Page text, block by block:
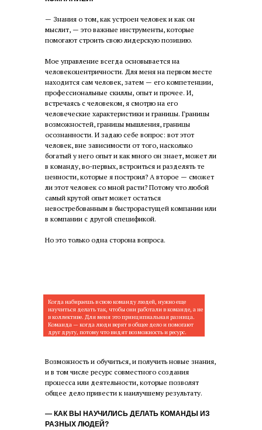
— Знания о том, как устроен человек и как он
мыслит, — это важные инструменты, которые
помогают строить свою лидерскую позицию.
Мое управление всегда основывается на
человекоцентричности. Для меня на первом месте
находится сам человек, затем — его компетенции,
профессиональные скиллы, опыт и прочее. И,
встречаясь с человеком, я смотрю на его
человеческие характеристики и границы. Границы
возможностей, границы мышления, границы
осознанности. И задаю себе вопрос: вот этот
человек, вне зависимости от того, насколько
богатый у него опыт и как много он знает, может ли
в команду, во-первых, встроиться и разделять те
ценности, которые я построил? А второе — сможет
ли этот человек со мной расти? Потому что любой
самый крутой опыт может остаться
невостребованным в быстрорастущей компании или
в компании с другой спецификой.
Но это только одна сторона вопроса.
Когда набираешь в свою команду людей, нужно еще
научиться делать так, чтобы они работали в команде, а не
в коллективе. Для меня это принципиальная разница.
Команда — когда люди верят в общее дело и помогают
друг другу, потому что видят возможность и ресурс.
Возможность и обучиться, и получить новые знания,
и в том числе ресурс совместного создания
процесса или деятельности, которые позволят
общее дело привести к наилучшему результату.
— КАК ВЫ НАУЧИЛИСЬ ДЕЛАТЬ КОМАНДЫ ИЗ
РАЗНЫХ ЛЮДЕЙ?